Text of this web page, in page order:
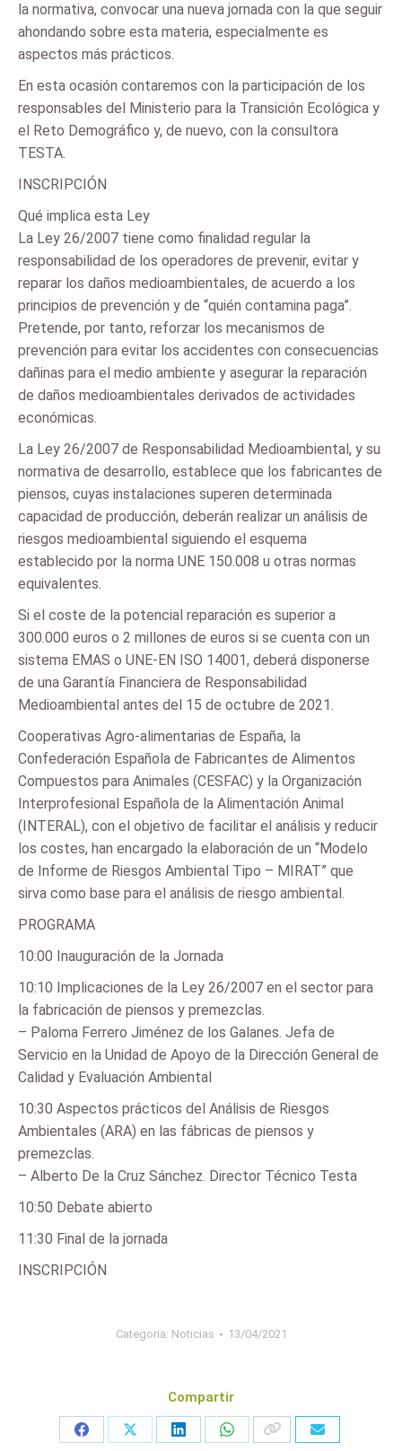
la normativa, convocar una nueva jornada con la que seguir
ahondando sobre esta materia, especialmente es
aspectos más prácticos.
En esta ocasión contaremos con la participación de los
responsables del Ministerio para la Transición Ecológica y
el Reto Demográfico y, de nuevo, con la consultora
TESTA.
INSCRIPCIÓN
Qué implica esta Ley
La Ley 26/2007 tiene como finalidad regular la
responsabilidad de los operadores de prevenir, evitar y
reparar los daños medioambientales, de acuerdo a los
principios de prevención y de “quién contamina paga”.
Pretende, por tanto, reforzar los mecanismos de
prevención para evitar los accidentes con consecuencias
dañinas para el medio ambiente y asegurar la reparación
de daños medioambientales derivados de actividades
económicas.
La Ley 26/2007 de Responsabilidad Medioambiental, y su
normativa de desarrollo, establece que los fabricantes de
piensos, cuyas instalaciones superen determinada
capacidad de producción, deberán realizar un análisis de
riesgos medioambiental siguiendo el esquema
establecido por la norma UNE 150.008 u otras normas
equivalentes.
Si el coste de la potencial reparación es superior a
300.000 euros o 2 millones de euros si se cuenta con un
sistema EMAS o UNE-EN ISO 14001, deberá disponerse
de una Garantía Financiera de Responsabilidad
Medioambiental antes del 15 de octubre de 2021.
Cooperativas Agro-alimentarias de España, la
Confederación Española de Fabricantes de Alimentos
Compuestos para Animales (CESFAC) y la Organización
Interprofesional Española de la Alimentación Animal
(INTERAL), con el objetivo de facilitar el análisis y reducir
los costes, han encargado la elaboración de un “Modelo
de Informe de Riesgos Ambiental Tipo – MIRAT” que
sirva como base para el análisis de riesgo ambiental.
PROGRAMA
10:00 Inauguración de la Jornada
10:10 Implicaciones de la Ley 26/2007 en el sector para
la fabricación de piensos y premezclas.
– Paloma Ferrero Jiménez de los Galanes. Jefa de
Servicio en la Unidad de Apoyo de la Dirección General de
Calidad y Evaluación Ambiental
10:30 Aspectos prácticos del Análisis de Riesgos
Ambientales (ARA) en las fábricas de piensos y
premezclas.
– Alberto De la Cruz Sánchez. Director Técnico Testa
10:50 Debate abierto
11:30 Final de la jornada
INSCRIPCIÓN
Categoria: Noticias 13/04/2021
Compartir
Share
Share
Share
Share